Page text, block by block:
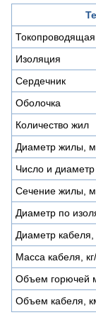
Изоляция
Сердечник
Оболочка
Количество жил
Диаметр жилы,
Число и
Сечение жилы,
Диаметр по
Диаметр
Масса кабеля,
Объем горючей
Объем кабеля,